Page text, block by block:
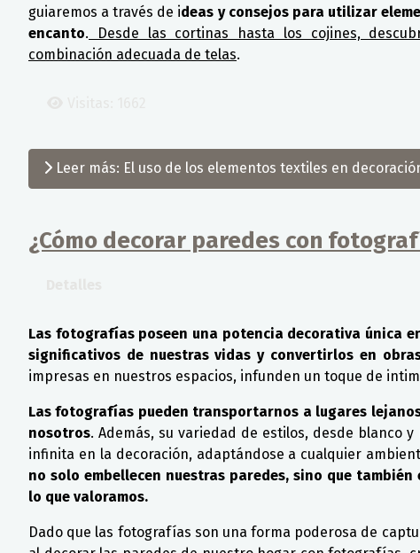
guiaremos a través de ideas y consejos para utilizar
encanto. Desde las cortinas hasta los cojines,
combinación adecuada de telas.
Leer más: El uso de los elementos textiles en
¿Cómo decorar paredes con
Las fotografías poseen una potencia decorativa única
significativos de nuestras vidas y convertirlos en
impresas en nuestros espacios, infunden un toque de
Las fotografías pueden transportarnos a lugares
nosotros. Además, su variedad de estilos, desde blanco
infinita en la decoración, adaptándose a cualquier
no solo embellecen nuestras paredes, sino que
lo que valoramos.
Dado que las fotografías son una forma poderosa de